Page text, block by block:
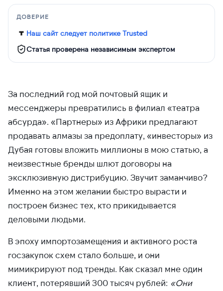
ДОВЕРИЕ
Наш сайт следует политике Trusted
Статья проверена независимым экспертом
За последний год мой почтовый ящик и
мессенджеры превратились в филиал «театра
абсурда». «Партнеры» из Африки предлагают
продавать алмазы за предоплату, «инвесторы» из
Дубая готовы вложить миллионы в мою статью, а
неизвестные бренды шлют договоры на
эксклюзивную дистрибуцию. Звучит заманчиво?
Именно на этом желании быстро вырасти и
построен бизнес тех, кто прикидывается
деловыми людьми.
В эпоху импортозамещения и активного роста
госзакупок схем стало больше, и они
мимикрируют под тренды. Как сказал мне один
клиент, потерявший 300 тысяч рублей: «Они